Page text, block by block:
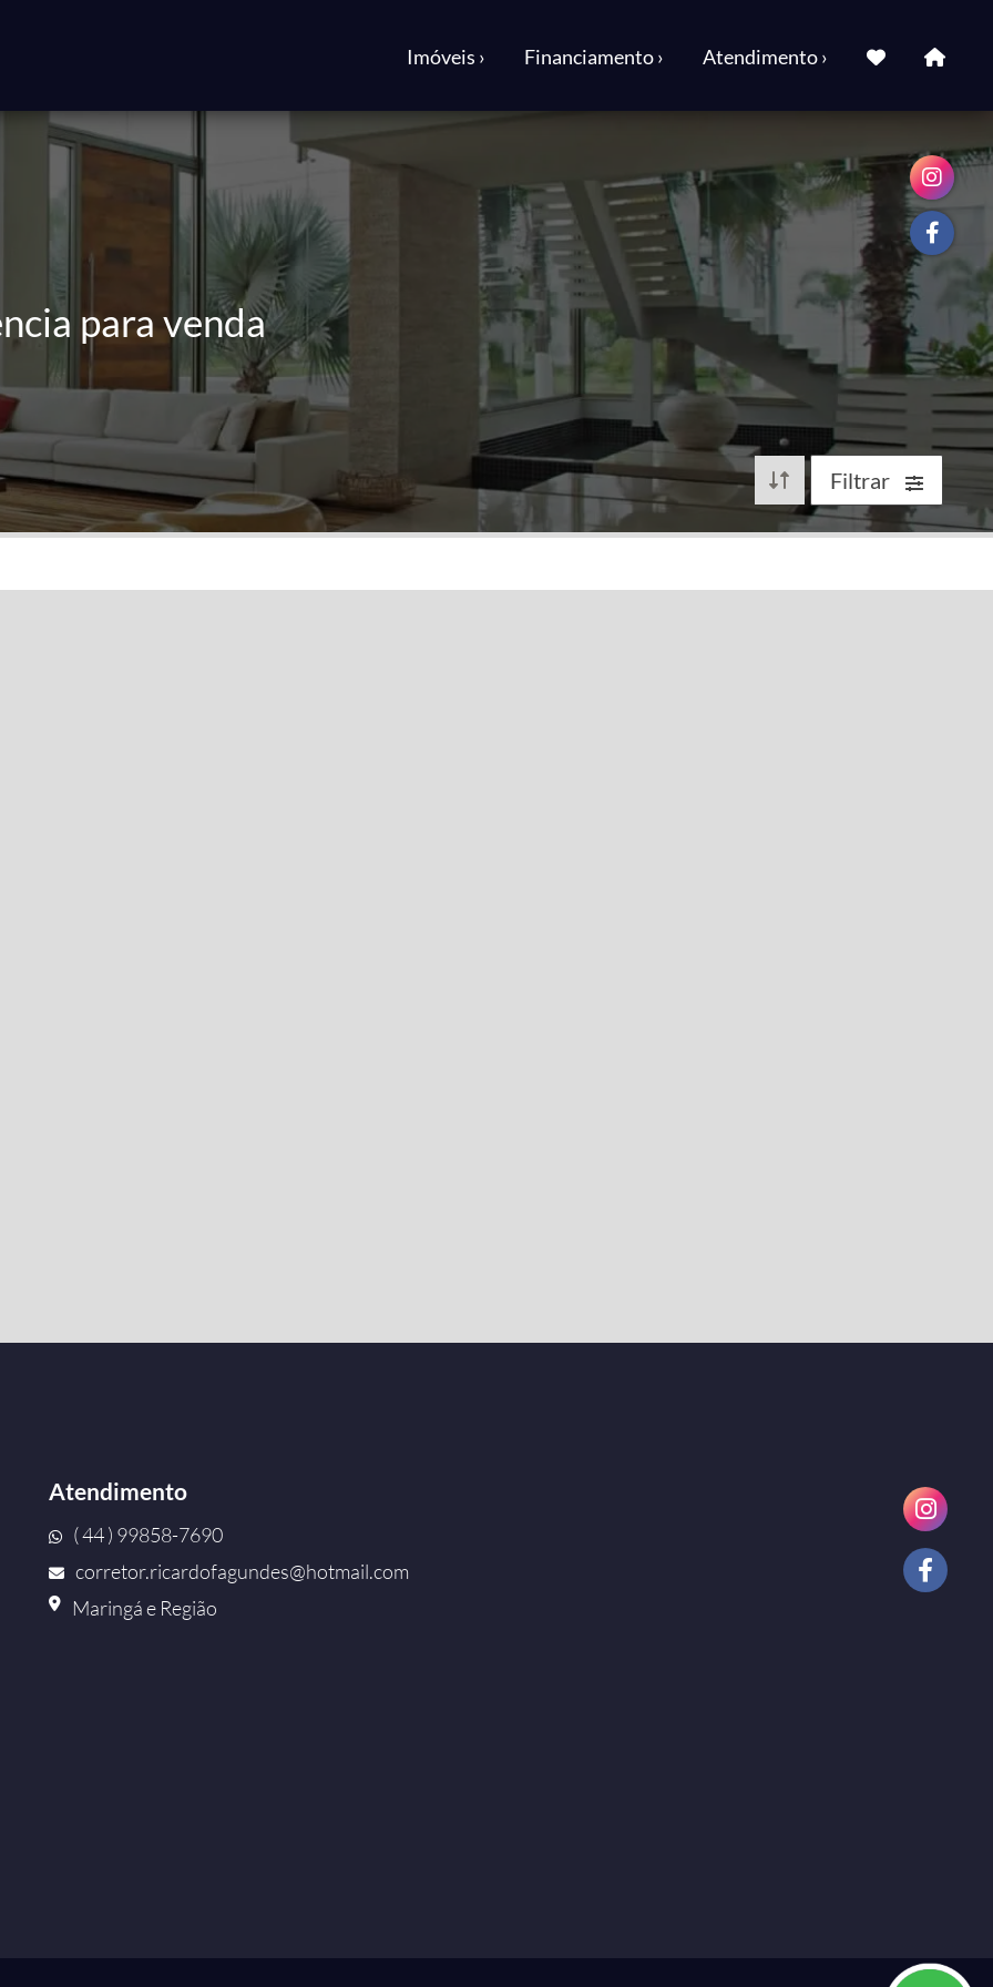
Imóveis › Financiamento › Atendimento ›
para venda
Filtrar
Atendimento
( 44 ) 99858-7690
corretor.ricardofagundes@hotmail.com
Maringá e Região